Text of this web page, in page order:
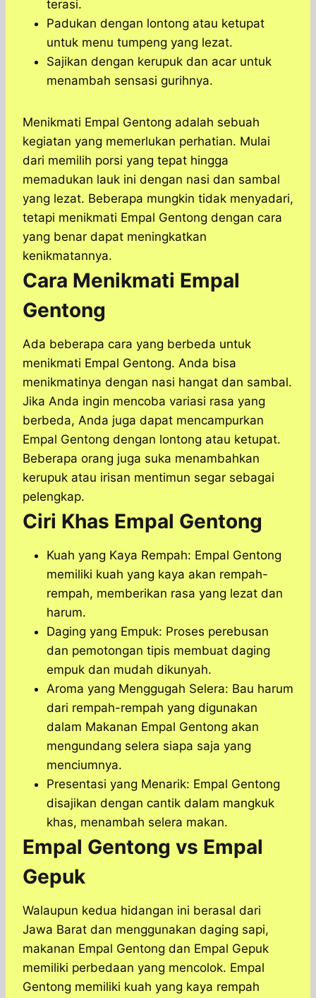
terasi.
Padukan dengan lontong atau ketupat
untuk menu tumpeng yang lezat.
Sajikan dengan kerupuk dan acar untuk
menambah sensasi gurihnya.
Menikmati Empal Gentong adalah sebuah
kegiatan yang memerlukan perhatian. Mulai
dari memilih porsi yang tepat hingga
memadukan lauk ini dengan nasi dan sambal
yang lezat. Beberapa mungkin tidak menyadari,
tetapi menikmati Empal Gentong dengan cara
yang benar dapat meningkatkan
kenikmatannya.
Cara Menikmati Empal
Gentong
Ada beberapa cara yang berbeda untuk
menikmati Empal Gentong. Anda bisa
menikmatinya dengan nasi hangat dan sambal.
Jika Anda ingin mencoba variasi rasa yang
berbeda, Anda juga dapat mencampurkan
Empal Gentong dengan lontong atau ketupat.
Beberapa orang juga suka menambahkan
kerupuk atau irisan mentimun segar sebagai
pelengkap.
Ciri Khas Empal Gentong
Kuah yang Kaya Rempah: Empal Gentong
memiliki kuah yang kaya akan rempah-
rempah, memberikan rasa yang lezat dan
harum.
Daging yang Empuk: Proses perebusan
dan pemotongan tipis membuat daging
empuk dan mudah dikunyah.
Aroma yang Menggugah Selera: Bau harum
dari rempah-rempah yang digunakan
dalam Makanan Empal Gentong akan
mengundang selera siapa saja yang
menciumnya.
Presentasi yang Menarik: Empal Gentong
disajikan dengan cantik dalam mangkuk
khas, menambah selera makan.
Empal Gentong vs Empal
Gepuk
Walaupun kedua hidangan ini berasal dari
Jawa Barat dan menggunakan daging sapi,
makanan Empal Gentong dan Empal Gepuk
memiliki perbedaan yang mencolok. Empal
Gentong memiliki kuah yang kaya rempah